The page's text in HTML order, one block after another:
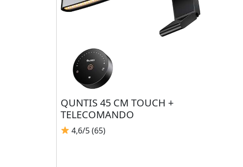
QUNTIS 45 CM TOUCH +
TELECOMANDO
4,6/5 (65)